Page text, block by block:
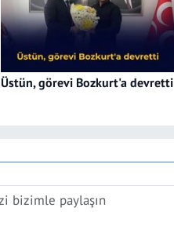
Üstün, görevi Bozkurt'a devretti